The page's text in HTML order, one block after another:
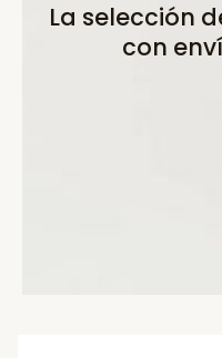
La selección
con